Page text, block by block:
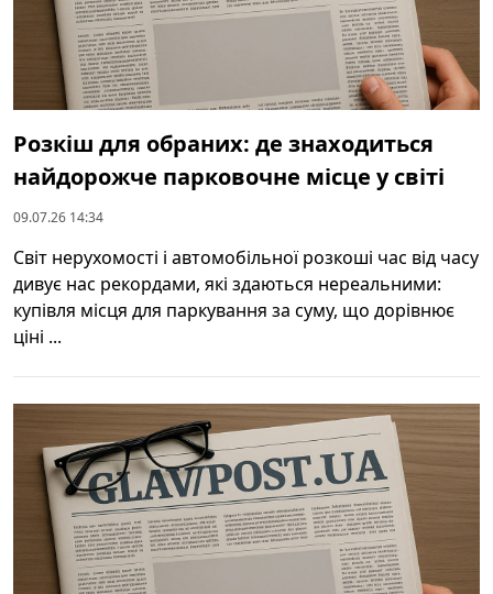
Розкіш для обраних: де знаходиться
найдорожче парковочне місце у світі
09.07.26 14:34
Світ нерухомості і автомобільної розкоші час від часу
дивує нас рекордами, які здаються нереальними:
купівля місця для паркування за суму, що дорівнює
ціні ...